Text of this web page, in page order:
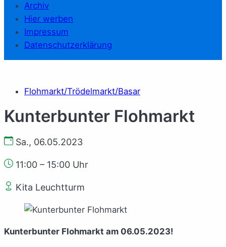
Archiv
Hier werben
Impressum
Datenschutzerklärung
Flohmarkt/Trödelmarkt/Basar
Kunterbunter Flohmarkt
Sa., 06.05.2023
11:00 – 15:00 Uhr
Kita Leuchtturm
Kunterbunter Flohmarkt am 06.05.2023!